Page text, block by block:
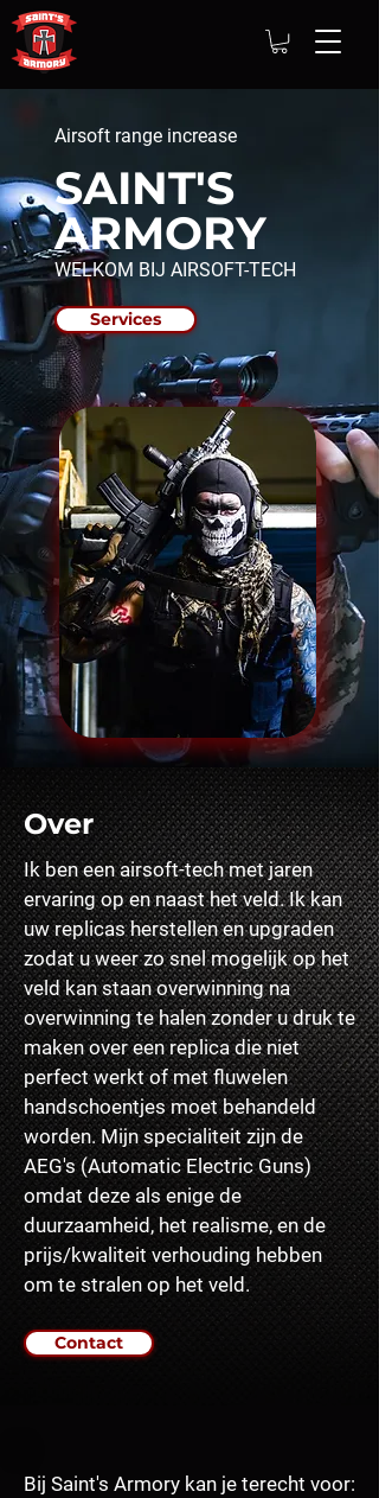
Airsoft range increase
SAINT'S
ARMORY
WELKOM BIJ AIRSOFT-TECH
Services
Over
Ik ben een airsoft-tech met jaren
ervaring op en naast het veld. Ik kan
uw replicas herstellen en upgraden
zodat u weer zo snel mogelijk op het
veld kan staan overwinning na
overwinning te halen zonder u druk te
maken over een replica die niet
perfect werkt of met fluwelen
handschoentjes moet behandeld
worden. Mijn specialiteit zijn de
AEG's (Automatic Electric Guns)
omdat deze als enige de
duurzaamheid, het realisme, en de
prijs/kwaliteit verhouding hebben
om te stralen op het veld.
Contact
Bij Saint's Armory kan je terecht voor: